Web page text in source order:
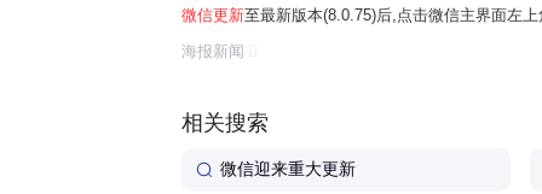
微信更新至最新版本(8.0.75)后,点击微信主界面左
界面一键右滑,开启与"小微"的互动。 界面新闻记
体验还是功能丰富程度来看,这...
海报新闻
相关搜索
微信迎来重大更新